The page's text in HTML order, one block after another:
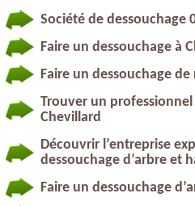
Société de dessouchage
Faire un dessouchage à
Faire un dessouchage
Trouver un professionnel
Chevillard
Découvrir l’entreprise
dessouchage d’arbre et
Faire un dessouchage